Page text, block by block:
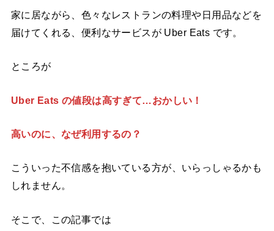
家に居ながら、色々なレストランの料理や日用品などを
届けてくれる、便利なサービスが Uber Eats です。
ところが
Uber Eats の値段は高すぎて…おかしい！
高いのに、なぜ利用するの？
こういった不信感を抱いている方が、いらっしゃるかも
しれません。
そこで、この記事では